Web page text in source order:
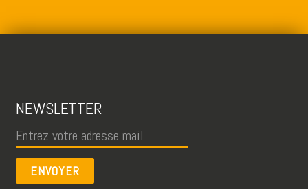
NEWSLETTER
ENVOYER